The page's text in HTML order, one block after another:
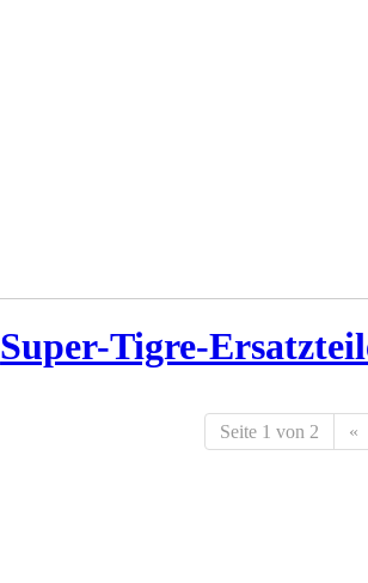
Super-Tigre-
Seite 1 von 2 «